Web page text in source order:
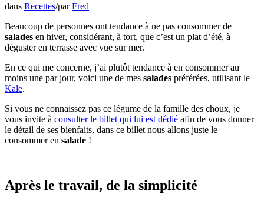
dans Recettes/parFred
Beaucoup de personnes ont tendance à ne pas consommer de
salades en hiver, considérant, à tort, que c’est un plat d’été, à
déguster en terrasse avec vue sur mer.
En ce qui me concerne, j’ai plutôt tendance à en consommer au
moins une par jour, voici une de mes salades préférées, utilisant le
Kale.
Si vous ne connaissez pas ce légume de la famille des choux, je
vous invite à consulter le billet qui lui est dédié afin de vous donner
le détail de ses bienfaits, dans ce billet nous allons juste le
consommer en salade !
Après le travail, de la simplicité